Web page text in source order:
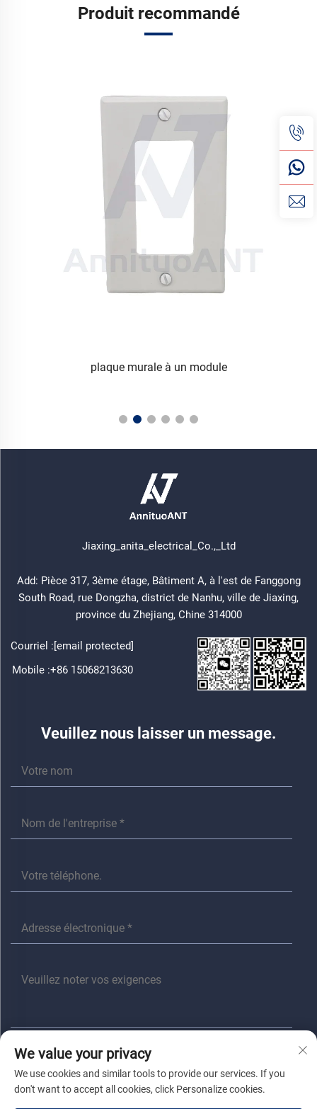
Produit recommandé
plaque murale à un module
Jiaxing_anita_electrical_Co.,_Ltd
Add: Pièce 317, 3ème étage, Bâtiment A, à l'est de Fanggong
South Road, rue Dongzha, district de Nanhu, ville de Jiaxing,
province du Zhejiang, Chine 314000
Courriel :[email protected]
Mobile :+86 15068213630
Veuillez nous laisser un message.
Envoyer
We value your privacy
We use cookies and similar tools to provide our services. If you
don't want to accept all cookies, click Personalize cookies.